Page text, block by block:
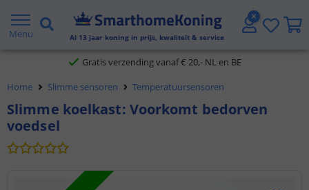
Menu Al 13 jaar koning in prijs, kwaliteit & service
2 jaar garantie
Gratis verzending vanaf € 20,- NL en BE
Klantbeoordeling 9.1
Home Slimme sensoren Temperatuursensoren
Slimme koelkast: Voorkomt bedorven
voedsel